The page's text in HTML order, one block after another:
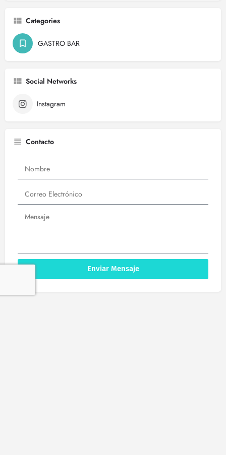
Categories
GASTRO BAR
Social Networks
Instagram
Contacto
Enviar Mensaje